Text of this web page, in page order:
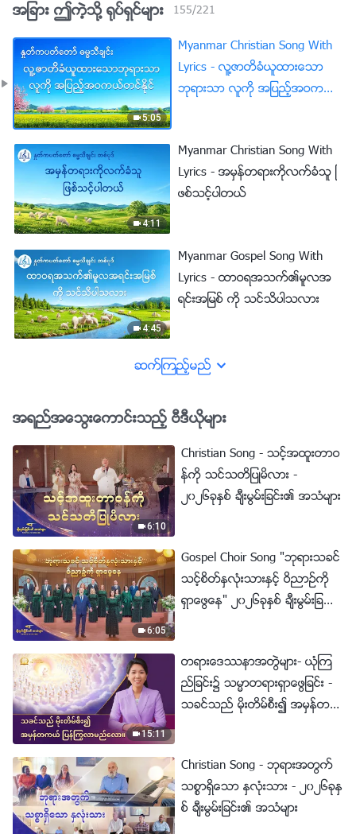
အျခား ဤကဲ့သို႔ ႐ုပ္ရွင္မ်ား 155/221
5:05
Myanmar Christian Song With
Lyrics - လူ႔ဇာတိခံယူထားေသာ
ဘုရားသာ လူကို အျပည့္အဝကယ္
4:11
Myanmar Christian Song With
Lyrics - အမွန္တရားကိုလက္ခံသူ ျ
ဖစ္သင့္ပါတယ္
4:45
Myanmar Gospel Song With
Lyrics - ထာဝရအသက္၏မူလအ
ရင္းအျမစ္ ကို သင္သိပါသလား
ဆက္ၾကည့္မည္
အရည္အေသြးေကာင္းသည့္ ဗီဒီယိုမ်ား
6:10
Christian Song - သင့္အထူးတာဝ
န္ကို သင္သတိျပဳမိလား -
၂၀၂၆ခုႏွစ္ ခ်ီးမြမ္းျခင္း၏ အသံမ်ား
6:05
Gospel Choir Song "ဘုရားသခင္
သင့္စိတ္ႏွလုံးသားႏွင့္ ဝိညာဥ္ကို
ရွာေဖြေန" ၂၀၂၆ခုႏွစ္ ခ်ီးမြမ္းျခ
15:11
တရားေဒႆနာအတြဲမ်ား- ယုံၾက
ည္ျခင္း၌ သမၼာတရားရွာေဖြျခင္း -
သခင္သည္ မိုးတိမ္စီး၍ အမွန္တက
Christian Song - ဘုရားအတြက္
သစၥာရွိေသာ ႏွလုံးသား - ၂၀၂၆ခုႏွ
စ္ ခ်ီးမြမ္းျခင္း၏ အသံမ်ား